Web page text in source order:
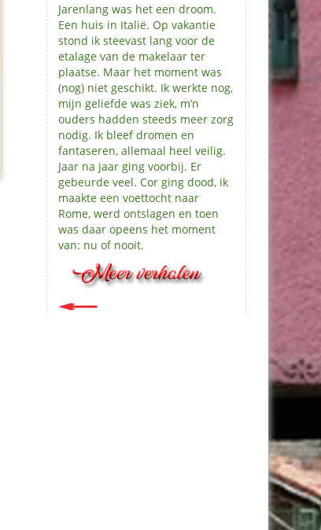
Jarenlang was het een droom.
Een huis in Italië. Op vakantie
stond ik steevast lang voor de
etalage van de makelaar ter
plaatse. Maar het moment was
(nog) niet geschikt. Ik werkte nog,
mijn geliefde was ziek, m’n
ouders hadden steeds meer zorg
nodig. Ik bleef dromen en
fantaseren, allemaal heel veilig.
Jaar na jaar ging voorbij. Er
gebeurde veel. Cor ging dood, ik
maakte een voettocht naar
Rome, werd ontslagen en toen
was daar opeens het moment
van: nu of nooit.